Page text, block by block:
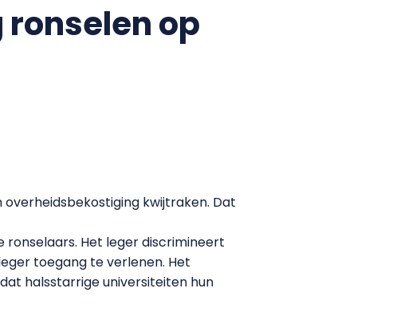
ronselen op
kwijtraken. Dat
Het leger discrimineert
toegang te verlenen. Het
halsstarrige universiteiten hun